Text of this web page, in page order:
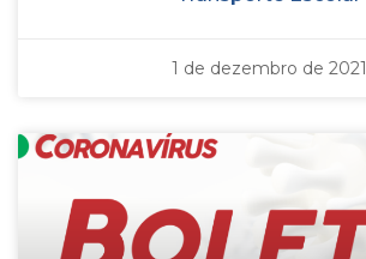
1 de dezembro de 2021